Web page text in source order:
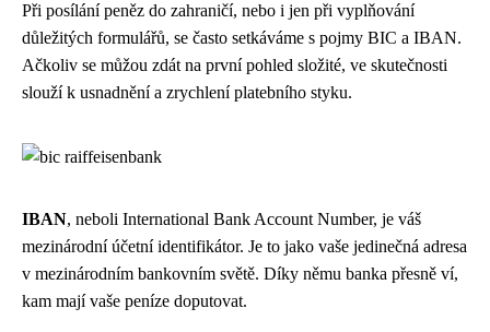
Při posílání peněz do zahraničí, nebo i jen při vyplňování
důležitých formulářů, se často setkáváme s pojmy BIC a IBAN.
Ačkoliv se můžou zdát na první pohled složité, ve skutečnosti
slouží k usnadnění a zrychlení platebního styku.
IBAN, neboli International Bank Account Number, je váš
mezinárodní účetní identifikátor. Je to jako vaše jedinečná adresa
v mezinárodním bankovním světě. Díky němu banka přesně ví,
kam mají vaše peníze doputovat.